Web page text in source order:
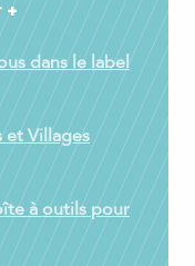
+
dans le label
et Villages
à outils pour